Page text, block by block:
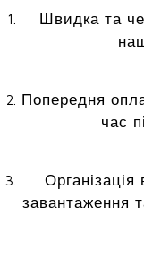
Швидка та
Попередня
час
завантаження